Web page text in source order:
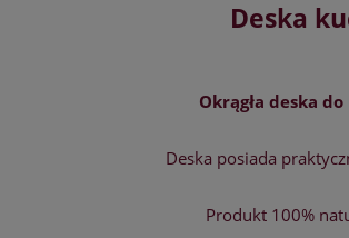
Deska
Okrągła deska
Deska posiada
Produkt 100%